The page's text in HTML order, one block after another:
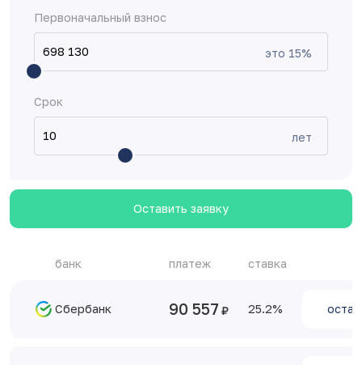
Первоначальный взнос
это 15%
Срок
лет
Оставить заявку
банк платеж ставка
Сбербанк 90 557 25.2